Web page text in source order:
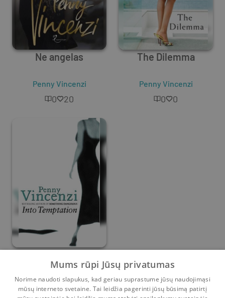
Ne angelas
Penny Vincenzi
0 20
The Dilemma
Penny Vincenzi
0 0
Penny Vincenzi
Mums rūpi Jūsų privatumas
Norime naudoti slapukus, kad geriau suprastume jūsų naudojimąsi
mūsų interneto svetaine. Tai leidžia pagerinti jūsų būsimą patirtį